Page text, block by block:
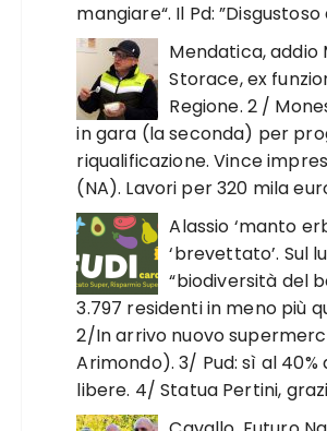
mangiare“. Il Pd:
Mendatica, addio
Storace, ex
Regione. 2 /
in gara (la seconda) per
riqualificazione. Vince
(NA). Lavori per 320 mila
Alassio ‘manto
‘brevettato’. Sul
“biodiversità del
3.797 residenti in meno più
2/In arrivo nuovo
Arimondo). 3/ Pud: sì al 40%
libere. 4/ Statua Pertini,